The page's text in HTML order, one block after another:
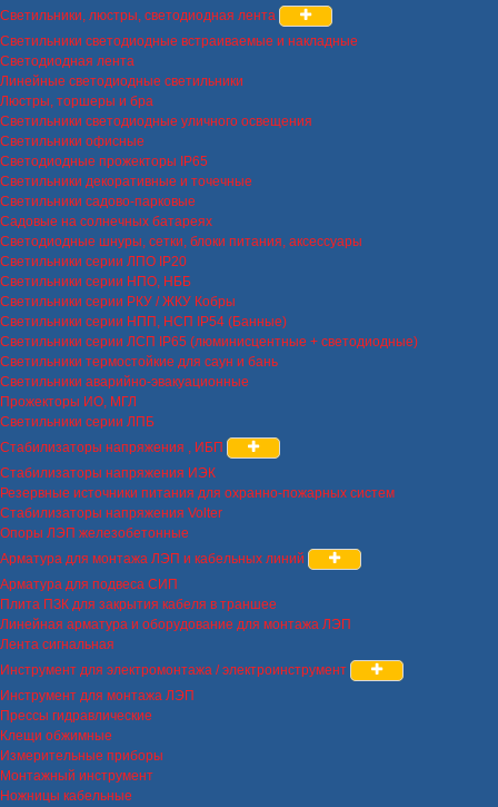
Светильники, люстры, светодиодная лента
Светильники светодиодные встраиваемые и накладные
Светодиодная лента
Линейные светодиодные светильники
Люстры, торшеры и бра
Светильники светодиодные уличного освещения
Светильники офисные
Светодиодные прожекторы IP65
Светильники декоративные и точечные
Светильники садово-парковые
Садовые на солнечных батареях
Светодиодные шнуры, сетки, блоки питания, аксессуары
Светильники серии ЛПО IP20
Светильники серии НПО, НББ
Светильники серии РКУ / ЖКУ Кобры
Светильники серии НПП, НСП IP54 (Банные)
Светильники серии ЛСП IP65 (люминисцентные + светодиодные)
Светильники термостойкие для саун и бань
Светильники аварийно-эвакуационные
Прожекторы ИО, МГЛ
Светильники серии ЛПБ
Стабилизаторы напряжения , ИБП
Стабилизаторы напряжения ИЭК
Резервные источники питания для охранно-пожарных систем
Стабилизаторы напряжения Volter
Опоры ЛЭП железобетонные
Арматура для монтажа ЛЭП и кабельных линий
Арматура для подвеса СИП
Плита ПЗК для закрытия кабеля в траншее
Линейная арматура и оборудование для монтажа ЛЭП
Лента сигнальная
Инструмент для электромонтажа / электроинструмент
Инструмент для монтажа ЛЭП
Прессы гидравлические
Клещи обжимные
Измерительные приборы
Монтажный инструмент
Ножницы кабельные